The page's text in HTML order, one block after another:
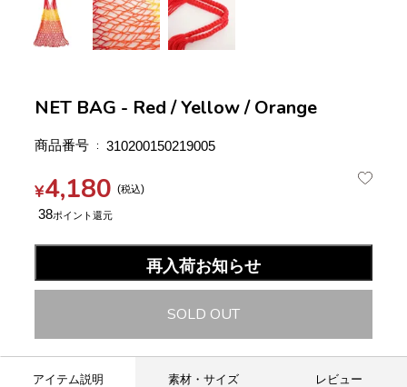
NET BAG - Red / Yellow / Orange
商品番号 310200150219005
¥4,180 税込
38
再入荷お知らせ
SOLD OUT
アイテム説明 素材・サイズ レビュー